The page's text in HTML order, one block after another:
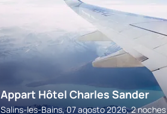
Appart Hôtel Charles Sander
Salins-les-Bains, 07 agosto 2026, 2 noches